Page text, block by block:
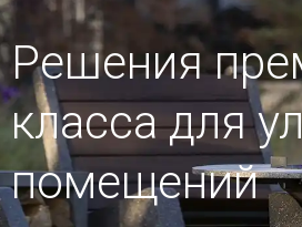
Решения
класса для
помещений